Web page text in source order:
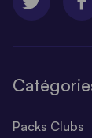
Packs Clubs